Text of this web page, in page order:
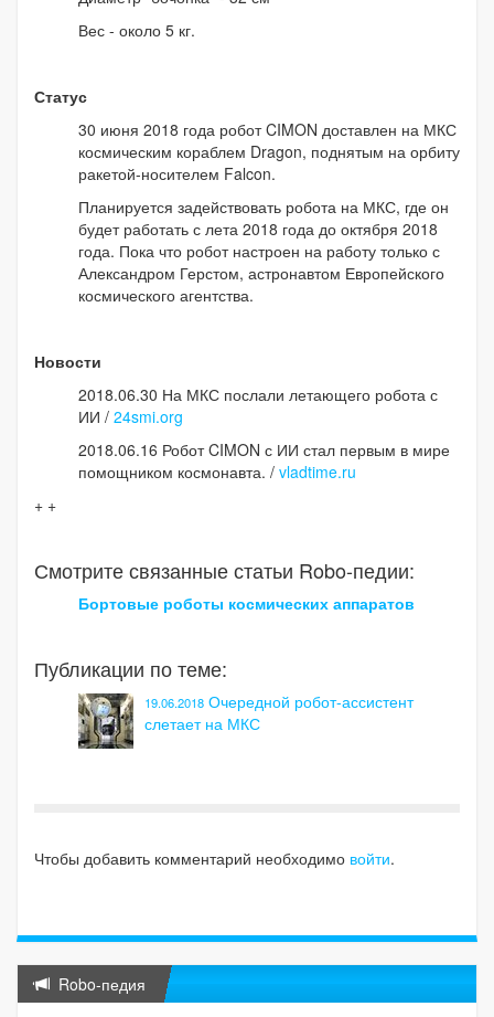
Вес - около 5 кг.
Статус
30 июня 2018 года робот CIMON доставлен на МКС
космическим кораблем Dragon, поднятым на орбиту
ракетой-носителем Falcon.
Планируется задействовать робота на МКС, где он
будет работать с лета 2018 года до октября 2018
года. Пока что робот настроен на работу только с
Александром Герстом, астронавтом Европейского
космического агентства.
Новости
2018.06.30 На МКС послали летающего робота с
ИИ / 24smi.org
2018.06.16 Робот CIMON с ИИ стал первым в мире
помощником космонавта. / vladtime.ru
+ +
Смотрите связанные статьи Robo-педии:
Бортовые роботы космических аппаратов
Публикации по теме:
19.06.2018 Очередной робот-ассистент
слетает на МКС
Чтобы добавить комментарий необходимо войти.
Robo-педия